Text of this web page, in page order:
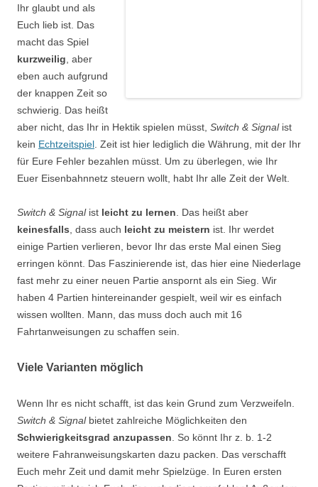
Ihr glaubt und als
Euch lieb ist. Das
macht das Spiel
kurzweilig, aber
eben auch aufgrund
der knappen Zeit so
schwierig. Das heißt
aber nicht, das Ihr in Hektik spielen müsst, Switch & Signalist
kein Echtzeitspiel. Zeit ist hier lediglich die Währung, mit der Ihr
für Eure Fehler bezahlen müsst. Um zu überlegen, wie Ihr
Euer Eisenbahnnetz steuern wollt, habt Ihr alle Zeit der Welt.
Switch & Signalist leicht zu lernen. Das heißt aber
keinesfalls, dass auch leicht zu meistern ist. Ihr werdet
einige Partien verlieren, bevor Ihr das erste Mal einen Sieg
erringen könnt. Das Faszinierende ist, das hier eine Niederlage
fast mehr zu einer neuen Partie anspornt als ein Sieg. Wir
haben 4 Partien hintereinander gespielt, weil wir es einfach
wissen wollten. Mann, das muss doch auch mit 16
Fahrtanweisungen zu schaffen sein.
Viele Varianten möglich
Wenn Ihr es nicht schafft, ist das kein Grund zum Verzweifeln.
Switch & Signalbietet zahlreiche Möglichkeiten den
Schwierigkeitsgrad anzupassen. So könnt Ihr z. b. 1-2
weitere Fahranweisungskarten dazu packen. Das verschafft
Euch mehr Zeit und damit mehr Spielzüge. In Euren ersten